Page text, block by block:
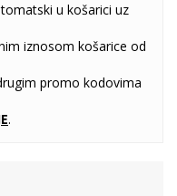
u košarici uz
iznosom košarice od
promo kodovima
.